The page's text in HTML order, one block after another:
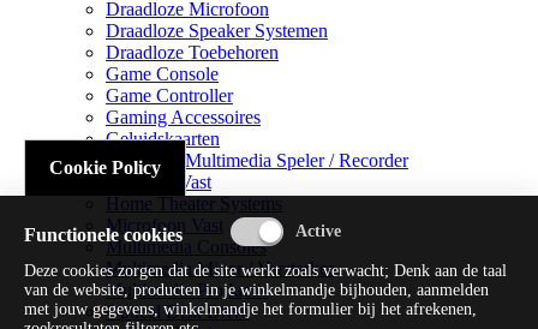
Draadloze Microfoon
Draadloze Speaker Systemen
Draadloze Toebehoren
Game Console
Game Controller
Gaming Accessoires
Geluidskaarten
Handheld Multimedia Speler / Recorder
Headsets Vast
Home Theater Systems
Microfoon Vast
Multimedia Consoles
Multimedia Mixer / Versterker
Multimedia Productie
Optical Disk Drive
Cookie Policy
Functionele cookies
Deze cookies zorgen dat de site werkt zoals verwacht; Denk aan de taal
van de website, producten in je winkelmandje bijhouden, aanmelden
met jouw gegevens, winkelmandje het formulier bij het afrekenen,